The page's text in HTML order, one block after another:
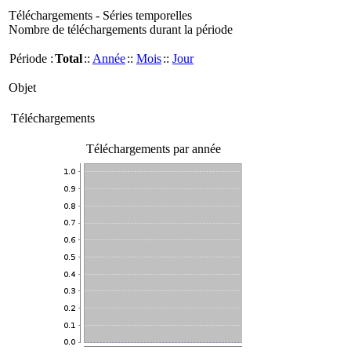
Téléchargements - Séries temporelles
Nombre de téléchargements durant la période
Période :Total:: Année:: Mois:: Jour
Objet
Téléchargements
Téléchargements par année